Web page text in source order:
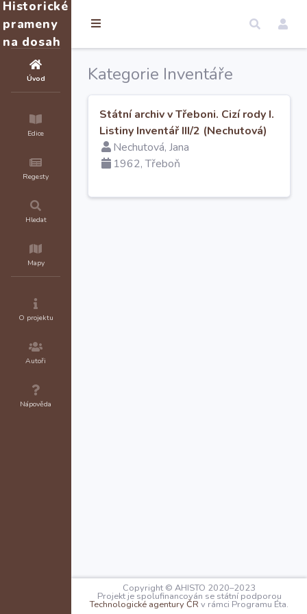
Historické
prameny
na dosah
Úvod
Edice
Regesty
Hledat
Mapy
O projektu
Autoři
Nápověda
Kategorie Inventáře
Státní archiv v Třeboni. Cizí rody I.
Listiny Inventář III/2 (Nechutová)
Nechutová, Jana
1962, Třeboň
Copyright © AHISTO 2020–2023
Projekt je spolufinancován se státní podporou
Technologické agentury ČR v rámci Programu Éta.